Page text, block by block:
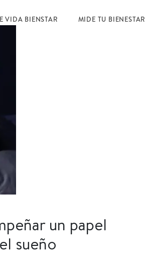
VIDA BIENSTAR MIDE TU BIENESTAR
un papel
sueño